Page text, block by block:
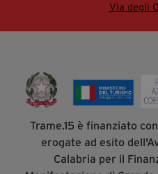
Via degli
Trame.15 è finanziato
erogate ad esito
Calabria per il